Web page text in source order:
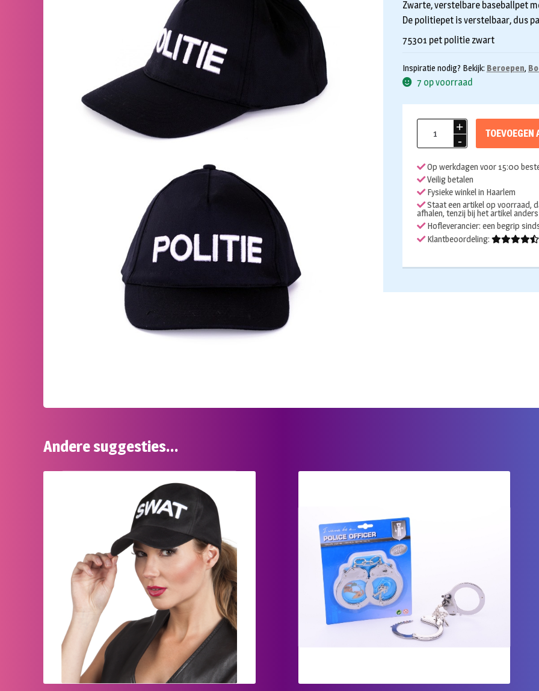
Zwarte, verstelbare baseballpet
De politiepet is verstelbaar, dus
75301 pet politie zwart
Inspiratie nodig? Bekijk: Beroepen,
7 op voorraad
Nederlands
aantal
TOEVOEGEN
Op werkdagen voor 15:00
Veilig betalen
Fysieke winkel in Haarlem
Staat een artikel op voorraad,
afhalen, tenzij bij het artikel
Hofleverancier: een begrip
Klantbeoordeling:
Andere suggesties…